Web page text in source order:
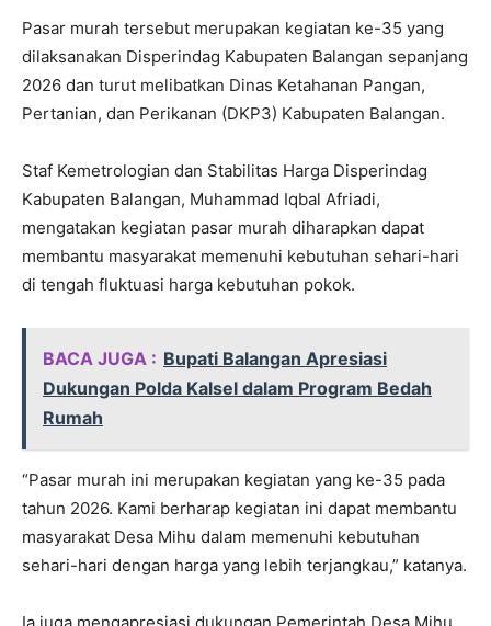
Pasar murah tersebut merupakan kegiatan ke-35 yang
dilaksanakan Disperindag Kabupaten Balangan sepanjang
2026 dan turut melibatkan Dinas Ketahanan Pangan,
Pertanian, dan Perikanan (DKP3) Kabupaten Balangan.
Staf Kemetrologian dan Stabilitas Harga Disperindag
Kabupaten Balangan, Muhammad Iqbal Afriadi,
mengatakan kegiatan pasar murah diharapkan dapat
membantu masyarakat memenuhi kebutuhan sehari-hari
di tengah fluktuasi harga kebutuhan pokok.
BACA JUGA : Bupati Balangan Apresiasi
Dukungan Polda Kalsel dalam Program Bedah
Rumah
“Pasar murah ini merupakan kegiatan yang ke-35 pada
tahun 2026. Kami berharap kegiatan ini dapat membantu
masyarakat Desa Mihu dalam memenuhi kebutuhan
sehari-hari dengan harga yang lebih terjangkau,” katanya.